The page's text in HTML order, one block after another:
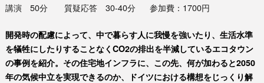
講演 50分 質疑応答 30-40分 参加費：1700円
開発時の配慮によって、中で暮らす人に我慢を強いたり、生活水準
を犠牲にしたりすることなくCO2の排出を半減しているエコタウン
の事例を紹介。その住宅地インフラに、この先、何が加わると2050
年の気候中立を実現できるのか、ドイツにおける構想をじっくり解